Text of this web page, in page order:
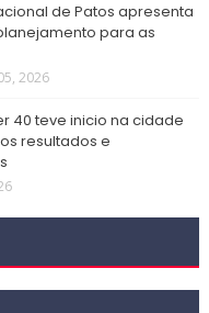
de Patos apresenta
para as
2026
40 teve inicio na cidade
resultados e